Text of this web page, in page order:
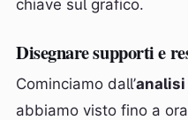
chiave sul grafico.
Disegnare supporti e
Cominciamo dall’analisi
abbiamo visto fino a